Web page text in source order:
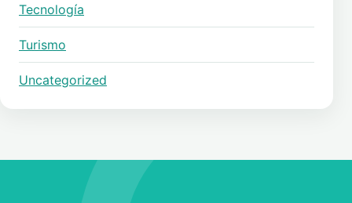
Tecnología
Turismo
Uncategorized